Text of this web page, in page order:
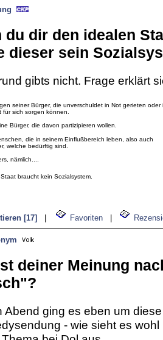
du dir den idealen
dieser sein
gibts nicht. Frage erklärt
seiner Bürger, die unverschuldet in Not gerieten oder
für sich sorgen können.
Bürger, die davon partizipieren wollen.
die in seinem Einflußbereich leben, also auch
welche bedürftig sind.
nämlich....
braucht kein Sozialsystem.
[17] Favoriten
deiner Meinung
Abend ging es eben um
- wie sieht es